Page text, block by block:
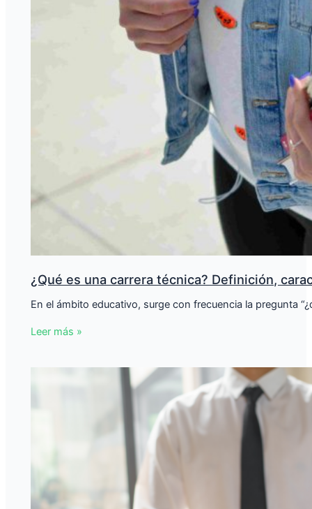
¿Qué es una carrera técnica? Definición,
En el ámbito educativo, surge con frecuencia la pregunta
Leer más »